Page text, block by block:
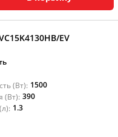
EV
(Вт): 1500
(Вт): 390
1.3